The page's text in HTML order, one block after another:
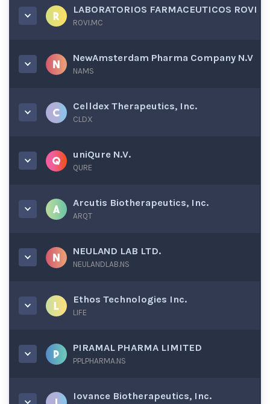
LABORATORIOS FARMACEUTICOS ROVI
ROVI.MC
NewAmsterdam Pharma Company N.V
NAMS
Celldex Therapeutics, Inc.
CLDX
uniQure N.V.
QURE
Arcutis Biotherapeutics, Inc.
ARQT
NEULAND LAB LTD.
NEULANDLAB.NS
Ethos Technologies Inc.
LIFE
PIRAMAL PHARMA LIMITED
PPLPHARMA.NS
Iovance Biotherapeutics, Inc.